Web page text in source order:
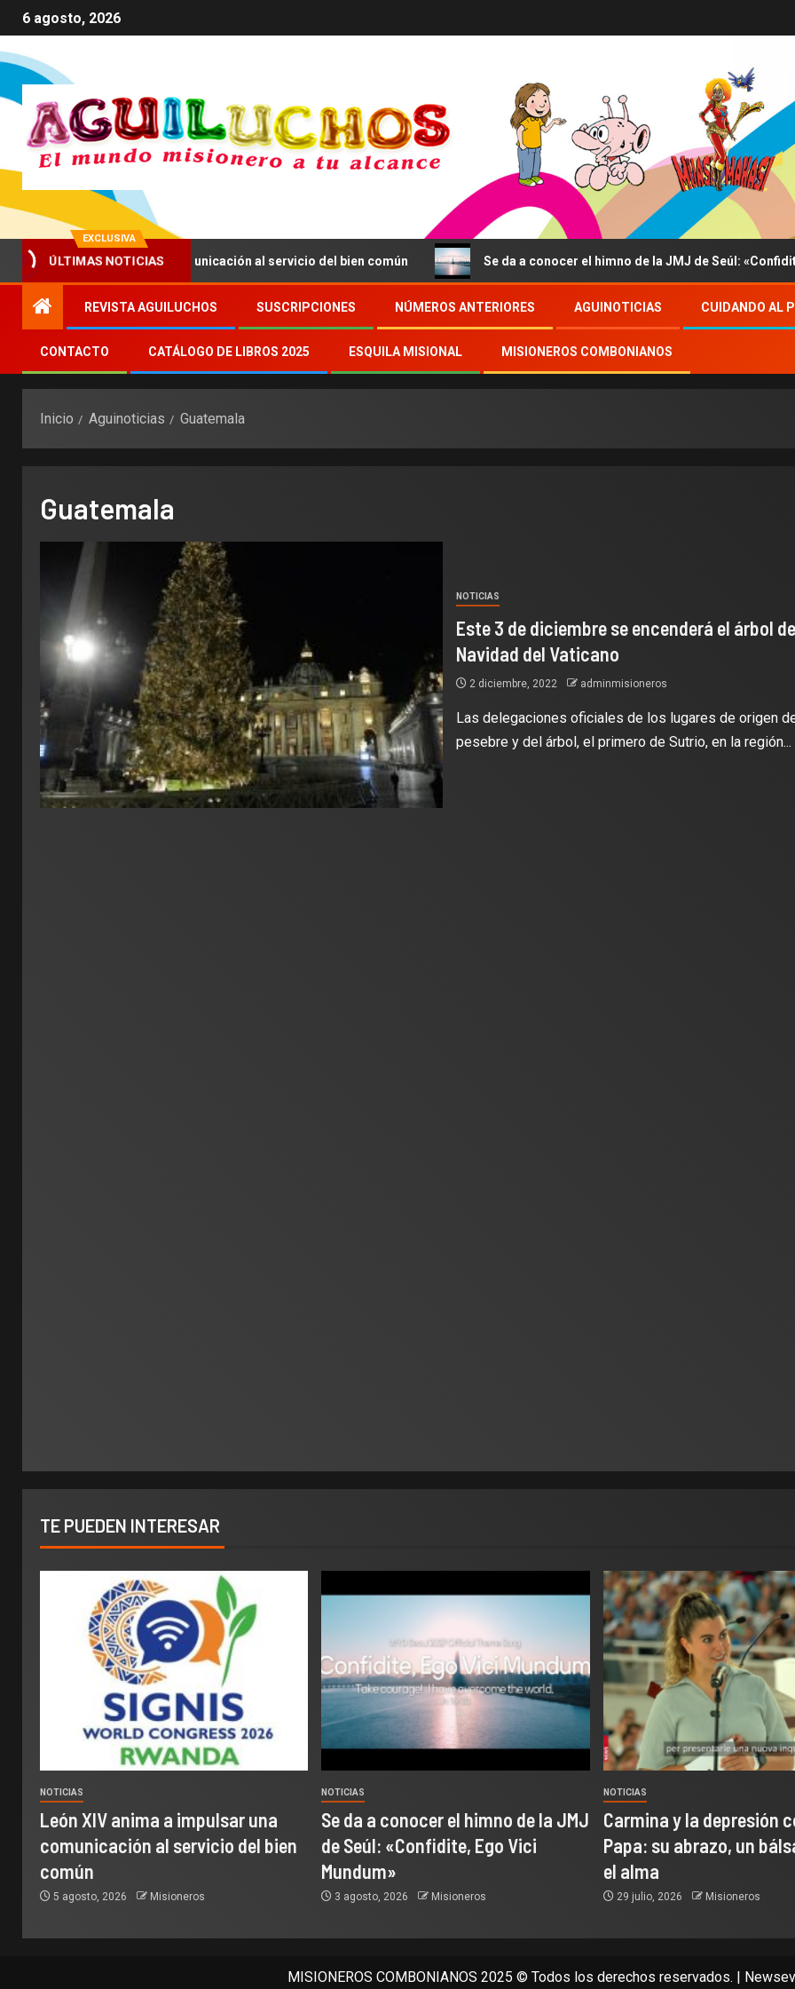
6 agosto, 2026
EXCLUSIVA
ÚLTIMAS NOTICIAS
anima a impulsar una comunicación al servicio del bien común Se da a conocer el himno de la JMJ de Seúl: «Confidite,
REVISTA AGUILUCHOS SUSCRIPCIONES NÚMEROS ANTERIORES AGUINOTICIAS CUIDANDO AL
CONTACTO CATÁLOGO DE LIBROS 2025 ESQUILA MISIONAL MISIONEROS COMBONIANOS
Inicio Aguinoticias Guatemala
Guatemala
NOTICIAS
Este 3 de diciembre se encenderá el árbol de
Navidad del Vaticano
2 diciembre, 2022 adminmisioneros
Las delegaciones oficiales de los lugares de origen
pesebre y del árbol, el primero de Sutrio, en la región...
TE PUEDEN INTERESAR
NOTICIAS
León XIV anima a impulsar una
comunicación al servicio del bien
común
5 agosto, 2026 Misioneros
NOTICIAS
Se da a conocer el himno de la JMJ
de Seúl: «Confidite, Ego Vici
Mundum»
3 agosto, 2026 Misioneros
NOTICIAS
Carmina y la depresión
Papa: su abrazo, un
el alma
29 julio, 2026 Misioneros
MISIONEROS COMBONIANOS 2025 © Todos los derechos reservados. |